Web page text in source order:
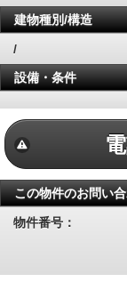
建物種別/構造
/
設備・条件
この物件のお問い
物件番号：